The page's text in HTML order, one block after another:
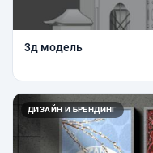
3д модель
ДИЗАЙН И БРЕНДИНГ